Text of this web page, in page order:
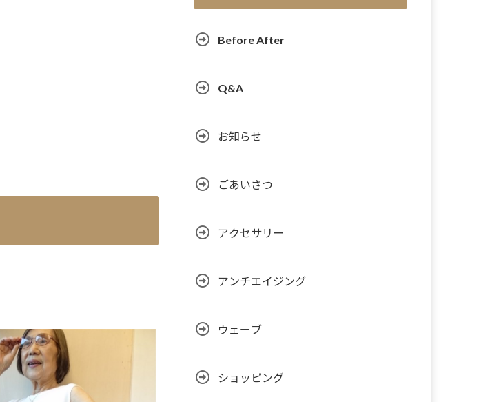
Before After
Q&A
お知らせ
ごあいさつ
アクセサリー
アンチエイジング
ウェーブ
ショッピング